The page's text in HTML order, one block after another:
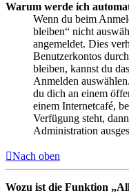
Warum werde ich
Wenn du beim
bleiben“ nicht
angemeldet. Dies
Benutzerkontos
bleiben, kannst du
Anmelden
du dich an einem
einem Internetcafé,
Verfügung steht,
Administration
Nach oben
Wozu ist die Funktion